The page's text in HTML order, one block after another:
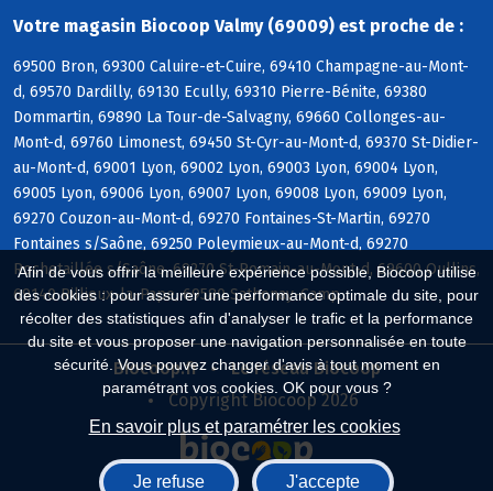
Afin de vous offrir la meilleure expérience possible, Biocoop utilise
des cookies : pour assurer une performance optimale du site, pour
récolter des statistiques afin d'analyser le trafic et la performance
du site et vous proposer une navigation personnalisée en toute
sécurité. Vous pouvez changer d'avis à tout moment en
paramétrant vos cookies. OK pour vous ?
En savoir plus et paramétrer les cookies
Je refuse J'accepte
Votre magasin Biocoop Valmy (69009) est proche de :
69500 Bron, 69300 Caluire-et-Cuire, 69410 Champagne-au-Mont-
d, 69570 Dardilly, 69130 Ecully, 69310 Pierre-Bénite, 69380
Dommartin, 69890 La Tour-de-Salvagny, 69660 Collonges-au-
Mont-d, 69760 Limonest, 69450 St-Cyr-au-Mont-d, 69370 St-Didier-
au-Mont-d, 69001 Lyon, 69002 Lyon, 69003 Lyon, 69004 Lyon,
69005 Lyon, 69006 Lyon, 69007 Lyon, 69008 Lyon, 69009 Lyon,
69270 Couzon-au-Mont-d, 69270 Fontaines-St-Martin, 69270
Fontaines s/Saône, 69250 Poleymieux-au-Mont-d, 69270
Rochetaillée s/Saône, 69270 St-Romain-au-Mont-d, 69600 Oullins,
69140 Rillieux-la-Pape, 69580 Sathonay-Camp
Biocoop.fr
Le réseau Biocoop
Copyright Biocoop 2026